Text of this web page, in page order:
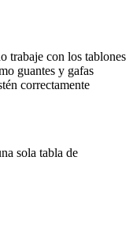
trabaje con los tablones
guantes y gafas
correctamente
sola tabla de